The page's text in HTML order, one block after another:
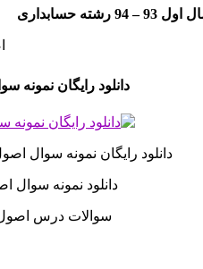
دانلود رایگان نمونه سوالات اصول علم
دانلود رایگان نمونه سوال اصول علم اقتصاد 1 با پاسخنامه
دانلود نمونه سوال اصول علم اقتصاد 1
سوالات درس اصول علم اقتصاد 1 نیمسال